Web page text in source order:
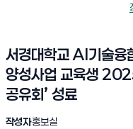
서경대학교 AI기술융
양성사업 교육생
공유회’ 성료
작성자홍보실